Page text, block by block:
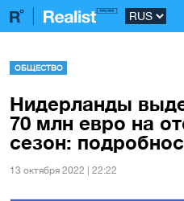
ОБЩЕСТВО
Нидерланды
70 млн евро на
сезон:
13 октября 2022 | 22:22